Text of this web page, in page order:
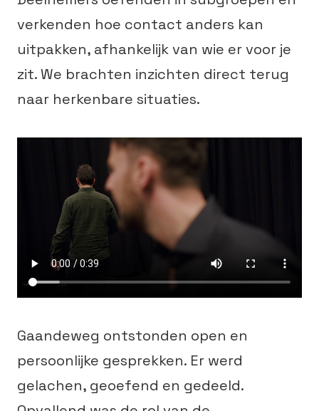
verkenden hoe contact anders kan
uitpakken, afhankelijk van wie er voor je
zit. We brachten inzichten direct terug
naar herkenbare situaties.
Gaandeweg ontstonden open en
persoonlijke gesprekken. Er werd
gelachen, geoefend en gedeeld.